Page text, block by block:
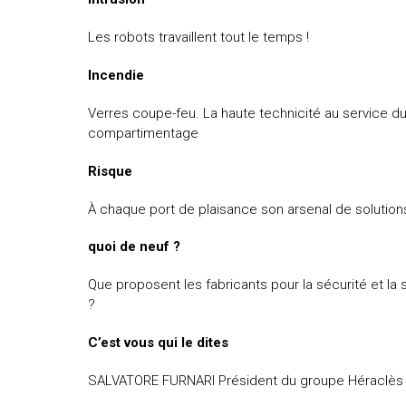
Les robots travaillent tout le temps !
Incendie
Verres coupe-feu. La haute technicité au service du
compartimentage
Risque
À chaque port de plaisance son arsenal de
quoi de neuf ?
Que proposent les fabricants pour la sécurité et la
?
C’est vous qui le dites
SALVATORE FURNARI Président du groupe Héraclès